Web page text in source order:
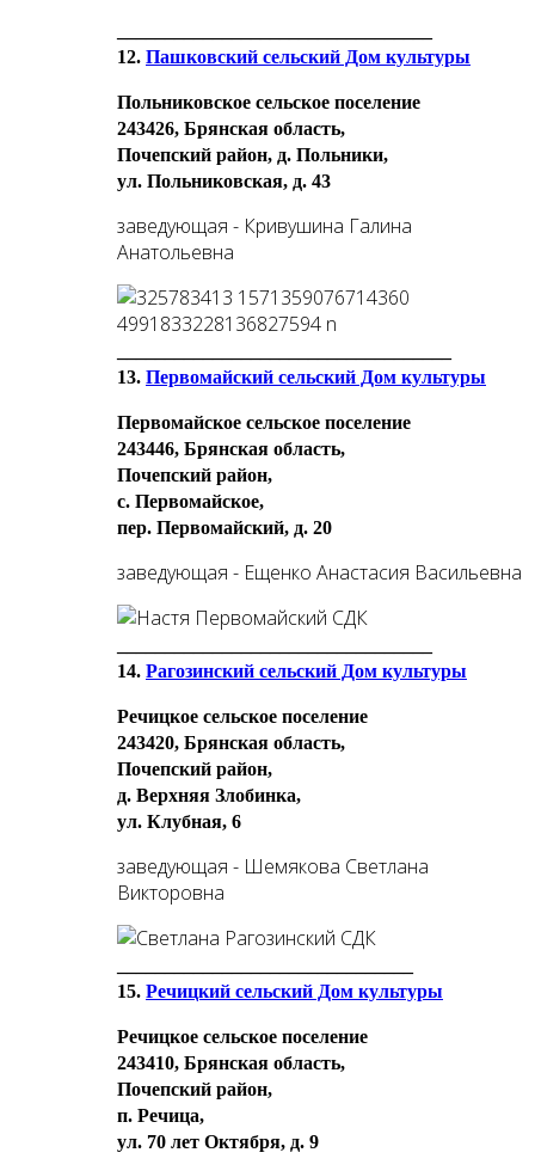
12. Пашковский сельский Дом культуры
Польниковское сельское поселение
243426, Брянская область,
Почепский район, д. Польники,
ул. Польниковская, д. 43
заведующая - Кривушина Галина
Анатольевна
13. Первомайский сельский Дом культуры
Первомайское сельское поселение
243446, Брянская область,
Почепский район,
с. Первомайское,
пер. Первомайский, д. 20
заведующая - Ещенко Анастасия Васильевна
14. Рагозинский сельский Дом культуры
Речицкое сельское поселение
243420, Брянская область,
Почепский район,
д. Верхняя Злобинка,
ул. Клубная, 6
заведующая - Шемякова Светлана
Викторовна
15. Речицкий сельский Дом культуры
Речицкое сельское поселение
243410, Брянская область,
Почепский район,
п. Речица,
ул. 70 лет Октября, д. 9